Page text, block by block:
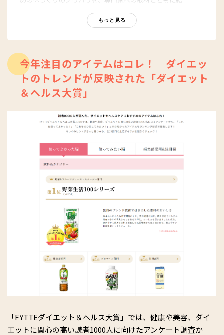
もに、編集部員も自らさまざまなヘルシーネタを日々お試し
もっと見る
今年注目のアイテムはコレ！ ダイエッ
トのトレンドが反映された「ダイエット
＆ヘルス大賞」
「FYTTEダイエット＆ヘルス大賞」では、健康や美容、ダイ
エットに関心の高い読者1000人に向けたアンケート調査か